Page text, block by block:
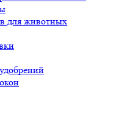
для животных
удобрений
окон